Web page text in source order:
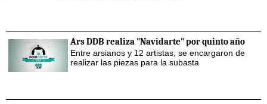
Ars DDB realiza "Navidarte" por quinto año
Entre arsianos y 12 artistas, se encargaron de
realizar las piezas para la subasta